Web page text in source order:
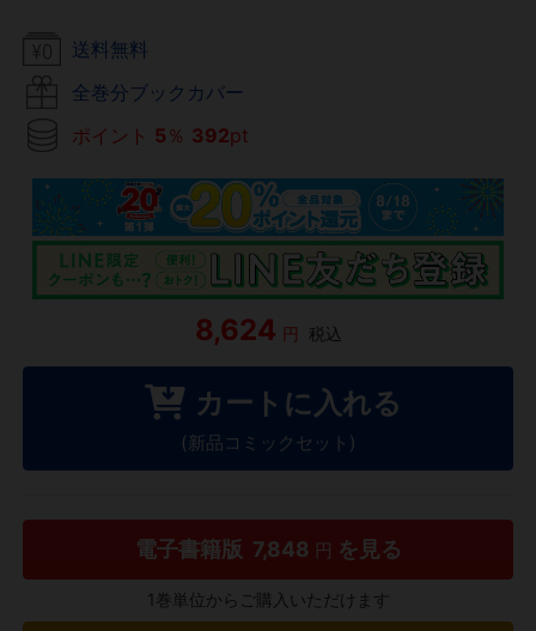
送料無料
全巻分ブックカバー
ポイント 5 ％ 392pt
8,624 円 税込
カートに入れる
(新品コミックセット)
電子書籍版 7,848 円 を見る
1巻単位からご購入いただけます